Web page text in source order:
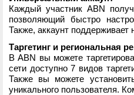
Каждый участник ABN
позволяющий быстро
Также, аккаунт поддерживает
Таргетинг и региональная
В ABN вы можете
сети доступно 7 видов
Также вы можете
уникального пользователя.